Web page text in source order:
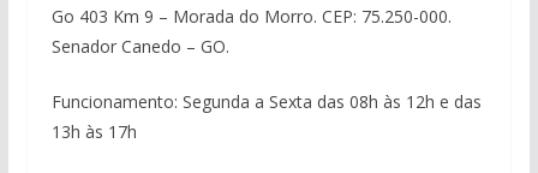
Go 403 Km 9 – Morada do Morro. CEP: 75.250-000.
Senador Canedo – GO.
Funcionamento: Segunda a Sexta das 08h às 12h e das
13h às 17h